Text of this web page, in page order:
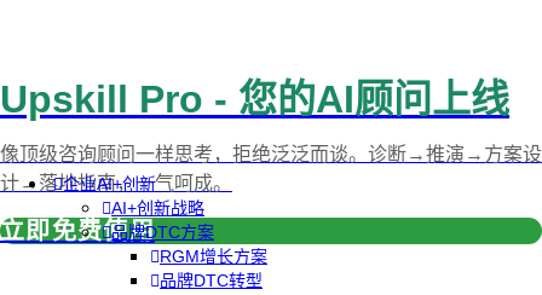
企业AI+创新
AI+创新战略
品牌DTC方案
RGM增长方案
品牌DTC转型
Upskill Pro - 您的AI顾问上线
像顶级咨询顾问一样思考，拒绝泛泛而谈。诊断→推演→方案设
计→落地指南，一气呵成。
立即免费使用